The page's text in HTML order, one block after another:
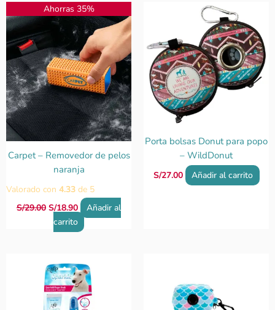
Ahorras 35%
Carpet – Removedor de pelos
naranja
Valorado con 4.33 de 5
S/29.00
El
precio
original
S/29.00.
S/18.90
El
precio
actual
es:
S/18.90.
Añadir al
carrito
Porta bolsas Donut para popo
– WildDonut
S/27.00 Añadir al carrito